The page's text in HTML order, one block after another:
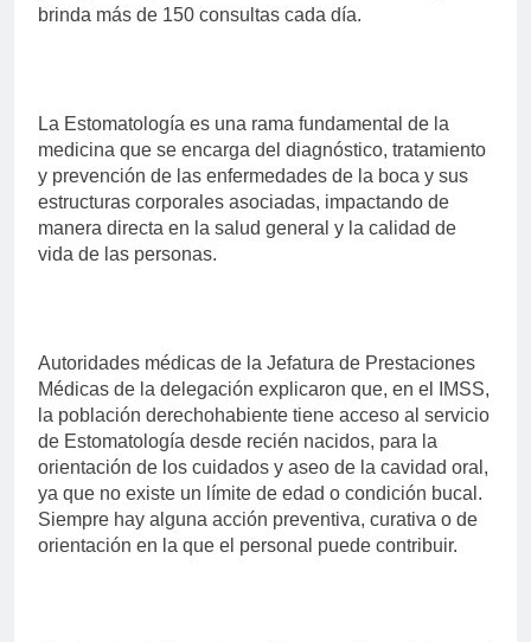
brinda más de 150 consultas cada día.
La Estomatología es una rama fundamental de la
medicina que se encarga del diagnóstico, tratamiento
y prevención de las enfermedades de la boca y sus
estructuras corporales asociadas, impactando de
manera directa en la salud general y la calidad de
vida de las personas.
Autoridades médicas de la Jefatura de Prestaciones
Médicas de la delegación explicaron que, en el IMSS,
la población derechohabiente tiene acceso al servicio
de Estomatología desde recién nacidos, para la
orientación de los cuidados y aseo de la cavidad oral,
ya que no existe un límite de edad o condición bucal.
Siempre hay alguna acción preventiva, curativa o de
orientación en la que el personal puede contribuir.